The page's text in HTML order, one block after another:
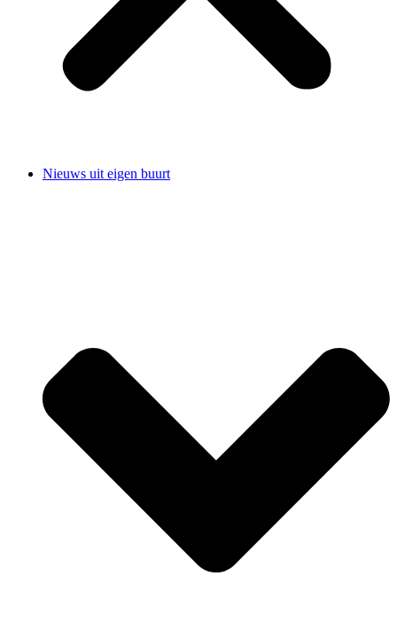
Nieuws uit eigen buurt